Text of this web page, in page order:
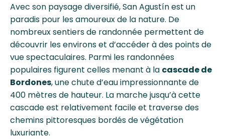
Avec son paysage diversifié, San Agustín est un
paradis pour les amoureux de la nature. De
nombreux sentiers de randonnée permettent de
découvrir les environs et d’accéder à des points de
vue spectaculaires. Parmi les randonnées
populaires figurent celles menant à la cascade de
Bordones, une chute d’eau impressionnante de
400 mètres de hauteur. La marche jusqu’à cette
cascade est relativement facile et traverse des
chemins pittoresques bordés de végétation
luxuriante.